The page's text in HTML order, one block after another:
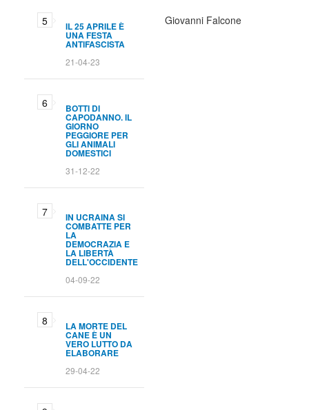
IL 25 APRILE È
UNA FESTA
ANTIFASCISTA
21-04-23
BOTTI DI
CAPODANNO. IL
GIORNO
PEGGIORE PER
GLI ANIMALI
DOMESTICI
31-12-22
IN UCRAINA SI
COMBATTE PER
LA
DEMOCRAZIA E
LA LIBERTÀ
DELL'OCCIDENTE
04-09-22
LA MORTE DEL
CANE È UN
VERO LUTTO DA
ELABORARE
29-04-22
Giovanni Falcone